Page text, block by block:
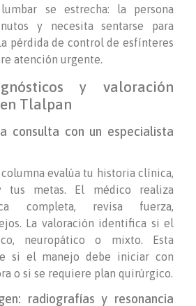
se estrecha: la persona
y necesita sentarse para
pérdida de control de esfínteres
atención urgente.
y valoración
Tlalpan
consulta con un especialista
evalúa tu historia clínica,
tus metas. El médico realiza
completa, revisa fuerza,
La valoración identifica si el
neuropático o mixto. Esta
si el manejo debe iniciar con
o si se requiere plan quirúrgico.
radiografías y resonancia